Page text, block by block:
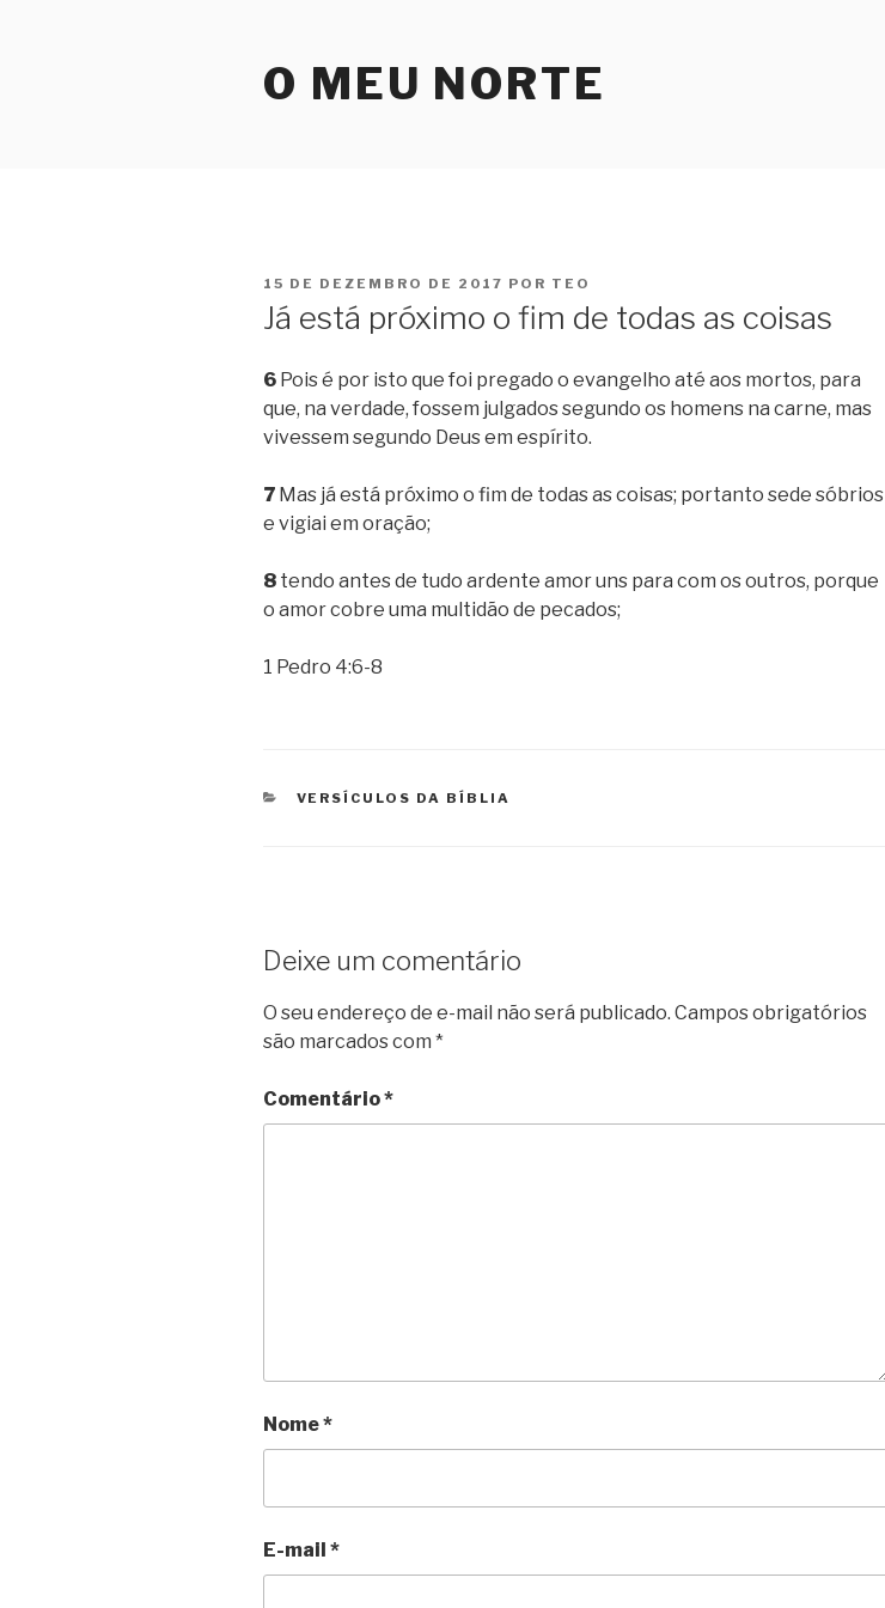
O MEU NORTE
PUBLICADO
EM
15 DE DEZEMBRO DE 2017 POR TEO
Já está próximo o fim de todas as coisas
6 Pois é por isto que foi pregado o evangelho até aos mortos, para
que, na verdade, fossem julgados segundo os homens na carne, mas
vivessem segundo Deus em espírito.
7 Mas já está próximo o fim de todas as coisas; portanto sede sóbrios
e vigiai em oração;
8 tendo antes de tudo ardente amor uns para com os outros, porque
o amor cobre uma multidão de pecados;
1 Pedro 4:6-8
CATEGORIAS
VERSÍCULOS DA BÍBLIA
Deixe um comentário
O seu endereço de e-mail não será publicado. Campos obrigatórios
são marcados com *
Comentário*
Nome*
E-mail *